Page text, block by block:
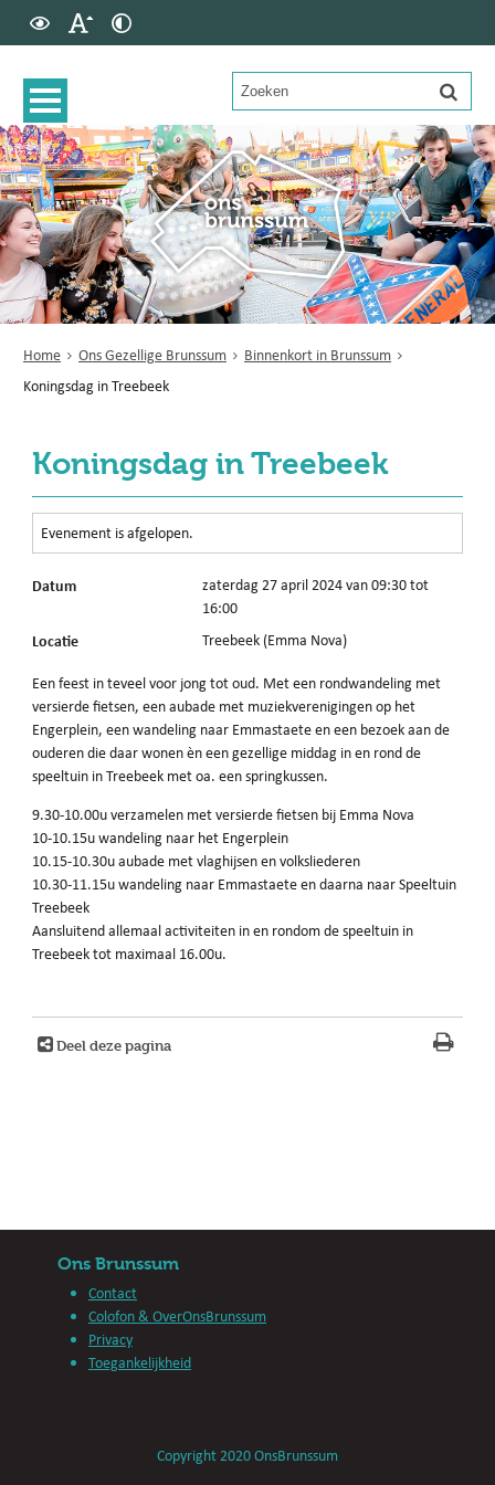
Home Ons Gezellige Brunssum
Binnenkort in Brunssum
Koningsdag in Treebeek
Koningsdag in Treebeek
Evenement is afgelopen.
Datum
zaterdag 27 april 2024 van 09:30 tot
16:00
Locatie Treebeek (Emma Nova)
Een feest in teveel voor jong tot oud. Met een rondwandeling met
versierde fietsen, een aubade met muziekverenigingen op het
Engerplein, een wandeling naar Emmastaete en een bezoek aan de
ouderen die daar wonen èn een gezellige middag in en rond de
speeltuin in Treebeek met oa. een springkussen.
9.30-10.00u verzamelen met versierde fietsen bij Emma Nova
10-10.15u wandeling naar het Engerplein
10.15-10.30u aubade met vlaghijsen en volksliederen
10.30-11.15u wandeling naar Emmastaete en daarna naar Speeltuin
Treebeek
Aansluitend allemaal activiteiten in en rondom de speeltuin in
Treebeek tot maximaal 16.00u.
Deel deze pagina
Ons Brunssum
Contact
Colofon & OverOnsBrunssum
Privacy
Toegankelijkheid
Copyright 2020 OnsBrunssum